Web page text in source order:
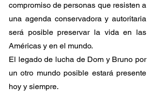
compromiso de personas que resisten a
una agenda conservadora y autoritaria
será posible preservar la vida en las
Américas y en el mundo.
El legado de lucha de Dom y Bruno por
un otro mundo posible estará presente
hoy y siempre.